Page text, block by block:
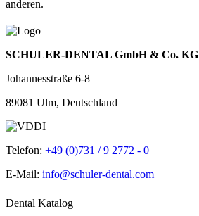
anderen.
SCHULER-DENTAL GmbH & Co. KG
Johannesstraße 6-8
89081 Ulm, Deutschland
Telefon: +49 (0)731 / 9 2772 - 0
E-Mail: info@schuler-dental.com
Dental Katalog